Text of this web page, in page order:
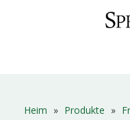
Heim » Produkte »